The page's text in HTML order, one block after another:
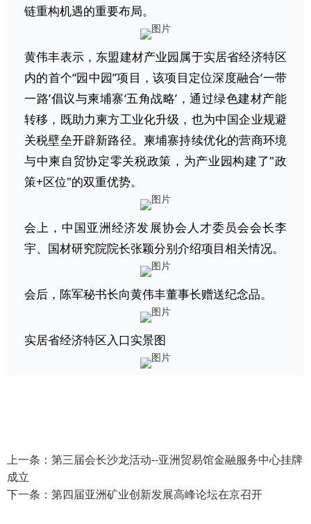
链重构机遇的重要布局。
黄伟丰表示，东盟建材产业园属于实居省经济特区
内的首个“园中园”项目，该项目定位深度融合‘一带
一路’倡议与柬埔寨‘五角战略’，通过绿色建材产能
转移，既助力柬方工业化升级，也为中国企业规避
关税壁垒开辟新路径。柬埔寨持续优化的营商环境
与中柬自贸协定零关税政策，为产业园构建了"政
策+区位"的双重优势。
会上，中国亚洲经济发展协会人才委员会会长李
宇、国材研究院院长张颖分别介绍项目相关情况。
会后，陈军秘书长向黄伟丰董事长赠送纪念品。
实居省经济特区入口实景图
上一条： 第三届会长沙龙活动--亚洲贸易馆金融服务中心挂牌
成立
下一条： 第四届亚洲矿业创新发展高峰论坛在京召开